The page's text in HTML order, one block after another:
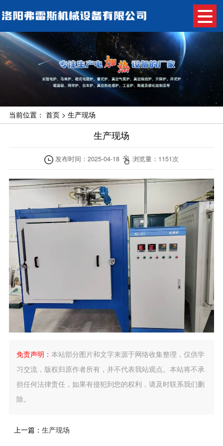
当前位置： 首页> 生产现场
生产现场
发布时间：2025-04-18 浏览量：1151次
免责声明： 本站部分图片和文字来源于网络收集整理，仅供学
习交流，版权归原作者所有，并不代表我站观点。本站将不承
担任何法律责任，如果有侵犯到您的权利，请及时联系我们删
除。
上一篇： 生产现场